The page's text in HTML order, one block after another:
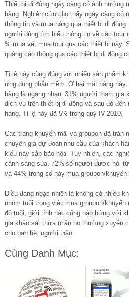
Thiết bị di động ngày càng có ảnh hưởng
hàng. Nghiên cứu cho thấy ngày càng có
thông tin và mua hàng qua thiết bị di
người dùng tìm hiểu thông tin về các tour
% mua vé, mua tour qua các thiết bị này.
quảng cáo thông qua các thiết bị di động
Tỉ lệ này cũng đúng với nhiều sản phẩm
ứng dụng phần mềm. Ở hai mặt hàng
hàng là ngang nhau. 31% người tham gia
dịch vụ trên thiết bị di động và sau đó
hàng. Tỉ lệ này đã 5% trong quý IV-2010.
Các trang khuyến mãi và groupon đã tràn
chuyên gia dự đoán nhu cầu của khách
kiểu này sắp bão hòa. Tuy nhiên, các
cảnh sáng sủa. 72% số người được hỏi
và 44% trong số này mua groupon/
Điều đáng ngạc nhiên là không có nhiều
nhóm tuổi trong việc mua groupon/
độ tuổi, giới tính nào cũng hào hứng với
gia khảo sát thừa nhận họ thường xuyên
cho bạn bè, người thân.
Cùng Danh Mục: